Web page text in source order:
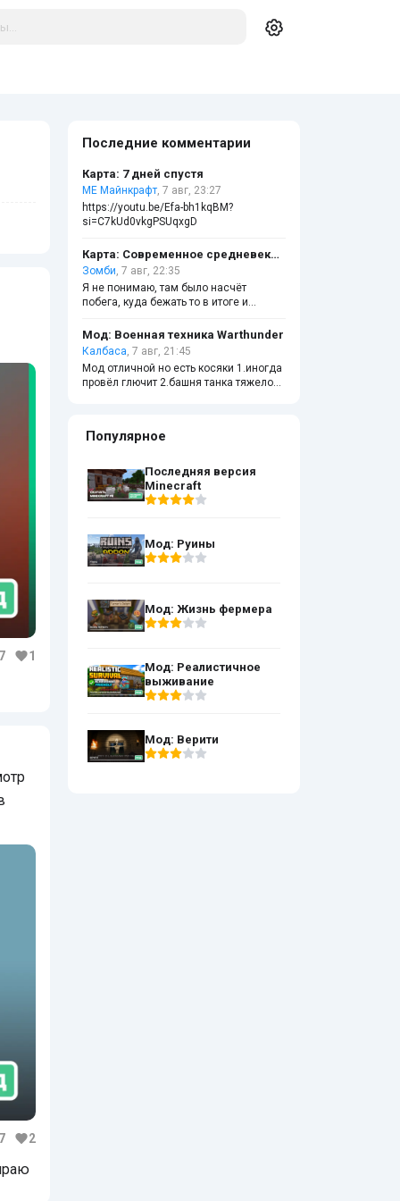
1
2
Последние комментарии
Карта: 7 дней спустя
МЕ Майнкрафт, 7 авг, 23:27
https://youtu.be/Efa-bh1kqBM?
si=C7kUd0vkgPSUqxgD
Карта: Современное средневековье
Зомби, 7 авг, 22:35
Я не понимаю, там было насчёт
побега, куда бежать то в итоге и
Мод: Военная техника Warthunder
Калбаса, 7 авг, 21:45
Мод отличной но есть косяки 1.иногда
провёл глючит 2.башня танка тяжело
Популярное
Последняя версия
Minecraft
Мод: Руины
Мод: Жизнь фермера
Мод: Реалистичное
выживание
Мод: Верити